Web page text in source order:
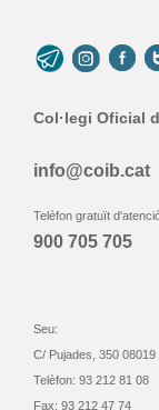
Col·legi Oficial
info@coib.cat
Telèfon gratuït
900 705 705
Seu:
C/ Pujades, 350 08019
Telèfon: 93 212 81 08
Fax: 93 212 47 74